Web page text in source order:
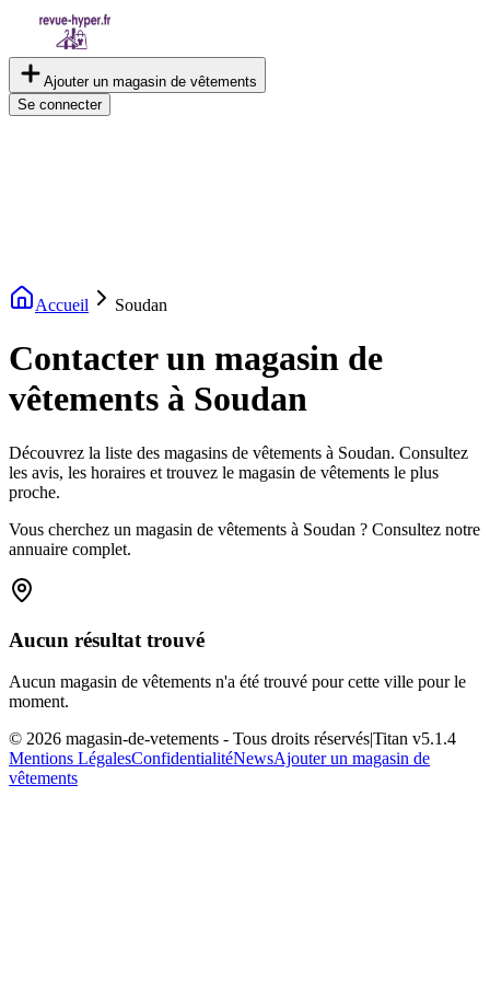
Ajouter un magasin de vêtements
Se connecter
Accueil Soudan
Contacter un magasin de
vêtements à Soudan
Découvrez la liste des magasins de vêtements à Soudan. Consultez
les avis, les horaires et trouvez le magasin de vêtements le plus
proche.
Vous cherchez un magasin de vêtements à Soudan ? Consultez notre
annuaire complet.
Aucun résultat trouvé
Aucun magasin de vêtements n'a été trouvé pour cette ville pour le
moment.
© 2026 magasin-de-vetements - Tous droits réservés|Titan v5.1.4
Mentions LégalesConfidentialitéNewsAjouter un magasin de
vêtements